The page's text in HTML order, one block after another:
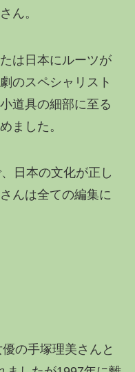
ん。
は日本にルーツが
のスペシャリスト
道具の細部に至る
ました。
日本の文化が正し
んは全ての編集に
の手塚理美さんと